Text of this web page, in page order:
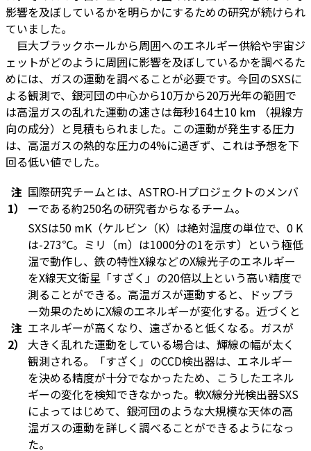
影響を及ぼしているかを明らかにするための研究が続けられ
ていました。
巨大ブラックホールから周囲へのエネルギー供給や宇宙ジ
ェットがどのように周囲に影響を及ぼしているかを調べるた
めには、ガスの運動を調べることが必要です。今回のSXSに
よる観測で、銀河団の中心から10万から20万光年の範囲で
は高温ガスの乱れた運動の速さは毎秒164±10 km （視線方
向の成分）と見積もられました。この運動が発生する圧力
は、高温ガスの熱的な圧力の4%に過ぎず、これは予想を下
回る低い値でした。
注
1）
国際研究チームとは、ASTRO-Hプロジェクトのメンバ
ーである約250名の研究者からなるチーム。
注
2）
SXSは50 mK（ケルビン（K）は絶対温度の単位で、0 K
は-273℃。ミリ（m）は1000分の1を示す）という極低
温で動作し、鉄の特性X線などのX線光子のエネルギー
をX線天文衛星「すざく」の20倍以上という高い精度で
測ることができる。高温ガスが運動すると、ドップラ
ー効果のためにX線のエネルギーが変化する。近づくと
エネルギーが高くなり、遠ざかると低くなる。ガスが
大きく乱れた運動をしている場合は、輝線の幅が太く
観測される。「すざく」のCCD検出器は、エネルギー
を決める精度が十分でなかったため、こうしたエネル
ギーの変化を検知できなかった。軟X線分光検出器SXS
によってはじめて、銀河団のような大規模な天体の高
温ガスの運動を詳しく調べることができるようになっ
た。